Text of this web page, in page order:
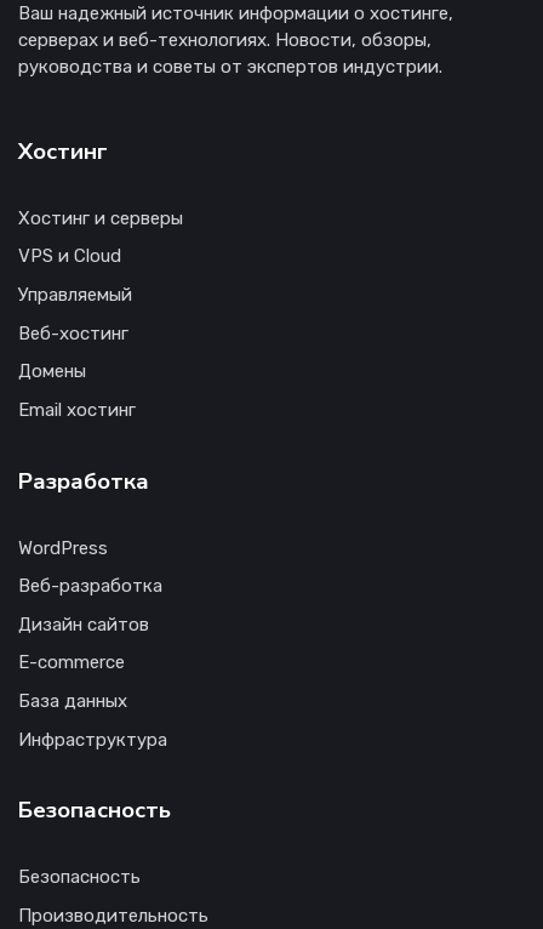
Ваш надежный источник информации о хостинге,
серверах и веб-технологиях. Новости, обзоры,
руководства и советы от экспертов индустрии.
Хостинг
Хостинг и серверы
VPS и Cloud
Управляемый
Веб-хостинг
Домены
Email хостинг
Разработка
WordPress
Веб-разработка
Дизайн сайтов
E-commerce
База данных
Инфраструктура
Безопасность
Безопасность
Производительность